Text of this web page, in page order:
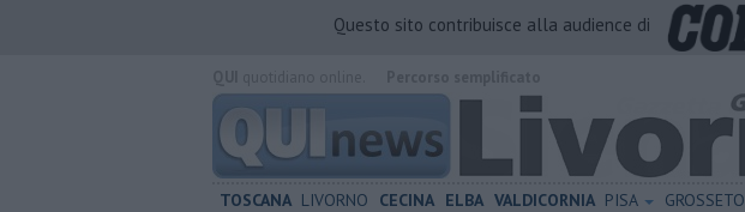
Questo sito contribuisce alla audience di
TOSCANA LIVORNO CECINA ELBA VALDICORNIA PISA GROSSETO